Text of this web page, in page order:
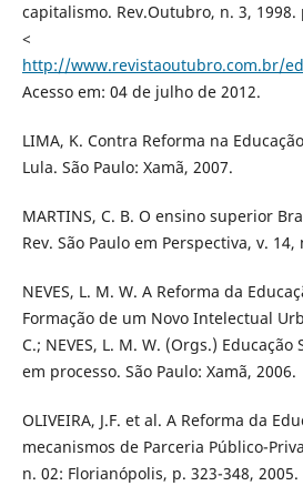
capitalismo. Rev.Outubro, n. 3,
<
http://www.revistaoutubro.com.br/
Acesso em: 04 de julho de 2012.
LIMA, K. Contra Reforma na
Lula. São Paulo: Xamã, 2007.
MARTINS, C. B. O ensino superior
Rev. São Paulo em Perspectiva, v.
NEVES, L. M. W. A Reforma da
Formação de um Novo Intelectual
C.; NEVES, L. M. W. (Orgs.)
em processo. São Paulo: Xamã, 2006.
OLIVEIRA, J.F. et al. A Reforma da
mecanismos de Parceria Público-
n. 02: Florianópolis, p. 323-348, 2005.